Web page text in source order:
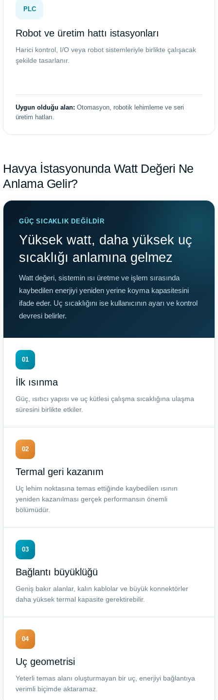
PLC
Robot ve üretim hattı istasyonları
Harici kontrol, I/O veya robot sistemleriyle birlikte çalışacak
şekilde tasarlanır.
Uygun olduğu alan: Otomasyon, robotik lehimleme ve seri
üretim hatları.
Havya İstasyonunda Watt Değeri Ne
Anlama Gelir?
GÜÇ SICAKLIK DEĞILDIR
Yüksek watt, daha yüksek uç
sıcaklığı anlamına gelmez
Watt değeri, sistemin ısı üretme ve işlem sırasında
kaybedilen enerjiyi yeniden yerine koyma kapasitesini
ifade eder. Uç sıcaklığını ise kullanıcının ayarı ve kontrol
devresi belirler.
01
İlk ısınma
Güç, ısıtıcı yapısı ve uç kütlesi çalışma sıcaklığına ulaşma
süresini birlikte etkiler.
02
Termal geri kazanım
Uç lehim noktasına temas ettiğinde kaybedilen ısının
yeniden kazanılması gerçek performansın önemli
bölümüdür.
03
Bağlantı büyüklüğü
Geniş bakır alanlar, kalın kablolar ve büyük konnektörler
daha yüksek termal kapasite gerektirebilir.
04
Uç geometrisi
Yeterli temas alanı oluşturmayan bir uç, enerjiyi bağlantıya
verimli biçimde aktaramaz.